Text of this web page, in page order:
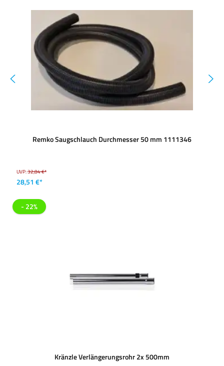
Remko Saugschlauch Durchmesser 50 mm 1111346
UVP:32,84 €*
28,51 €*
- 22%
Kränzle Verlängerungsrohr 2x 500mm